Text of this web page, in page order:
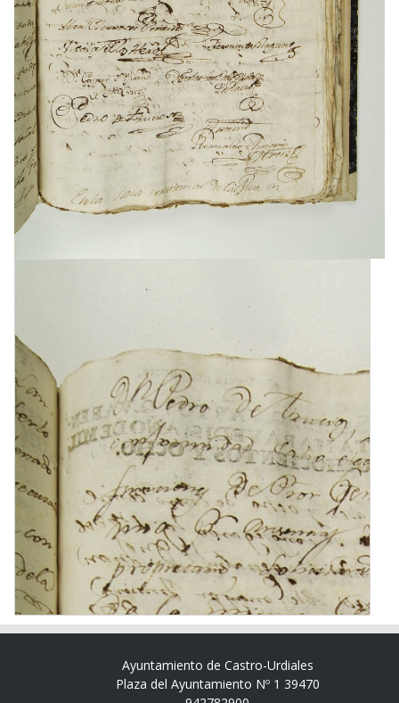
Ayuntamiento de Castro-Urdiales
Plaza del Ayuntamiento Nº 1 39470